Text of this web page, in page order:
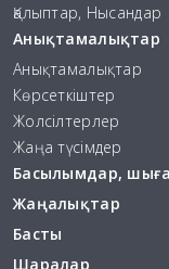
Қалыптар, Нысандар
Анықтамалықтар
Анықтамалықтар
Көрсеткіштер
Жолсілтерлер
Жаңа түсімдер
Басылымдар,
Жаңалықтар
Басты
Шаралар